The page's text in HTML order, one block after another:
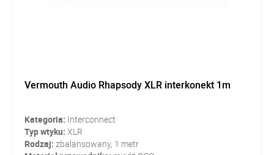
Vermouth Audio Rhapsody XLR interkonekt 1m
Kategoria: Interconnect
Typ wtyku: XLR
Rodzaj: zbalansowany, 1 metr